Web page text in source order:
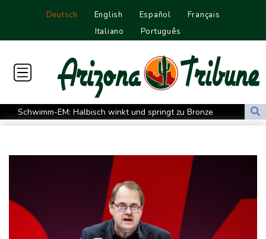
Deutsch English Español
Français
Italiano
Português
Schwimm-EM: Halbisch winkt und springt zu Bronze
Selenskyj: Ukraine hat praktisch keine intakten
Braunschweig nach Kantersieg in Magdeburg an der Spitze
Absteiger schlägt Aufsteiger: Heidenheim siegt turbulent
Aussetzung von Lkw-Fahrverbot: BUND kritisiert Maßnahme -
Industrie begrüßt sie
US-Senat bestätigt mit knapper Mehrheit Trumps umstrittenen